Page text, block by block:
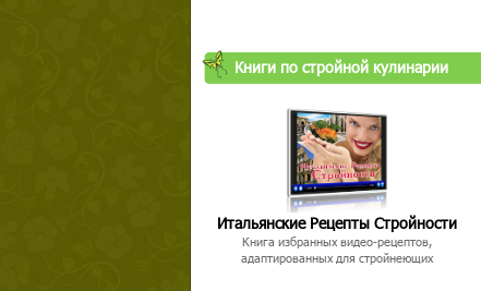
Книги по стройной кулинарии
Итальянские Рецепты Стройности
Книга избранных видео-рецептов,
адаптированных для стройнеющих